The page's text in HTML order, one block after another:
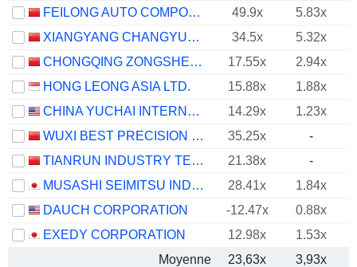
FEILONG AUTO COMPONENTS CO., LTD.
49.9x
5.83x
XIANGYANG CHANGYUANDONGGU INDUSTRY CO., LTD.
34.5x
5.32x
CHONGQING ZONGSHEN POWER MACHINERY CO.,LTD
17.55x
2.94x
HONG LEONG ASIA LTD.
15.88x
1.88x
CHINA YUCHAI INTERNATIONAL LIMITED
14.29x
1.23x
WUXI BEST PRECISION MACHINERY CO., LTD.
35.25x
-
TIANRUN INDUSTRY TECHNOLOGY CO., LTD.
21.38x
-
MUSASHI SEIMITSU INDUSTRY CO., LTD.
28.41x
1.84x
DAUCH CORPORATION
-12.47x
0.88x
EXEDY CORPORATION
12.98x
1.53x
Moyenne
23,63x
3,93x